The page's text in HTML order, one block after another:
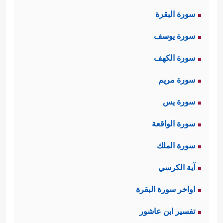
قَلَىٰ﴾
بالمقام الأسنَى والأسمَى.
ثالثًا: ثم أكَّد الله تعالى لنبيِّه وحبيبه
مقامه في الدنيا مهما بلَغَ من الشرف
والرفعة فإنَّ مقامه في الآخرة أرفع
وأعلى، فلا زال الله يصطَفِيه ويرفعه في
درجات الكمال عنده، حتى إذا جاء ذلك
سورة البقرة
سورة يوسف
سورة الكهف
سورة مريم
سورة يس
سورة الواقعة
سورة الملك
آية الكرسي
اواخر سورة البقرة
تفسير ابن عاشور